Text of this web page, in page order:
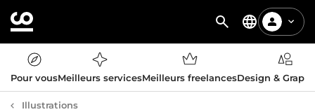
Pour vousMeilleurs servicesMeilleurs freelancesDesign &
Illustrations